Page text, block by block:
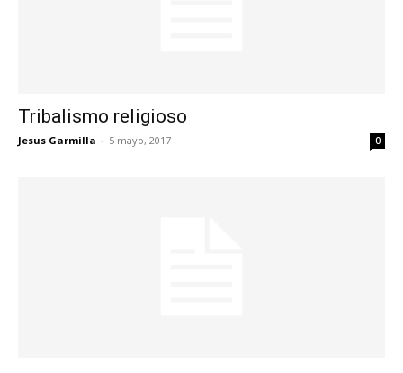
Tribalismo religioso
Jesus Garmilla - 5 mayo, 2017 0